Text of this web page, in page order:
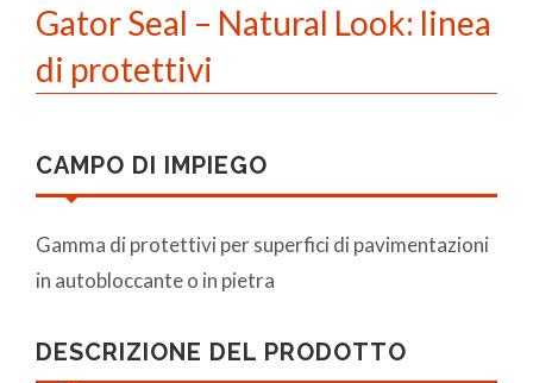
Gator Seal – Natural Look: linea
di protettivi
CAMPO DI IMPIEGO
Gamma di protettivi per superfici di pavimentazioni
in autobloccante o in pietra
DESCRIZIONE DEL PRODOTTO